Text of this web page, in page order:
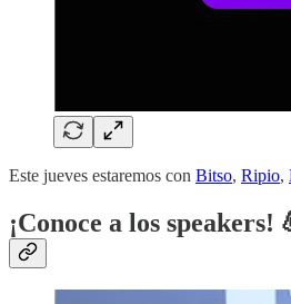
Este jueves estaremos con Bitso, Ripio,
¡Conoce a los speakers!